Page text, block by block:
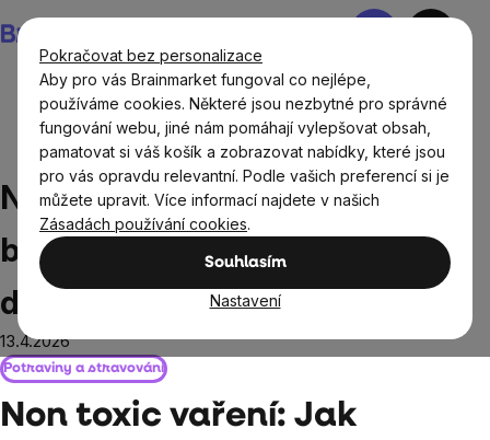
Pokračovat bez personalizace
Aby pro vás Brainmarket fungoval co nejlépe,
používáme cookies. Některé jsou nezbytné pro správné
fungování webu, jiné nám pomáhají vylepšovat obsah,
pamatovat si váš košík a zobrazovat nabídky, které jsou
pro vás opravdu relevantní. Podle vašich preferencí si je
můžete upravit. Více informací najdete v našich
Zásadách používání cookies.
Souhlasím
Nastavení
na
obsah
Nákupní
Blog
Non toxic vaření: Jak vybrat bezpečné nádobí a
vybavení do kuchyně
Non toxic vaření: Jak vybrat
bezpečné nádobí a vybavení
do kuchyně
13.4.2026
Potraviny a stravování
Non toxic vaření: Jak